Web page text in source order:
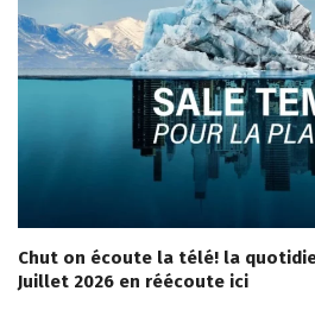
Chut on écoute la télé! la
Juillet 2026 en réécoute ici